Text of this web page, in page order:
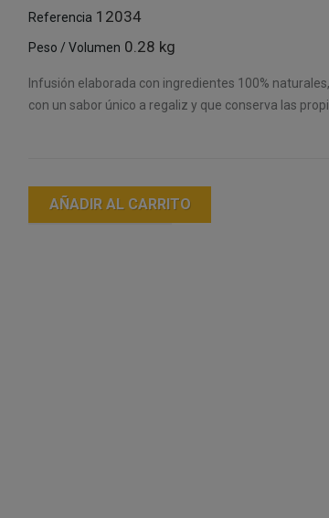
Referencia 12034
Peso / Volumen 0.28 kg
Infusión elaborada con ingredientes 100%
con un sabor único a regaliz y que conserva las
AÑADIR AL CARRITO